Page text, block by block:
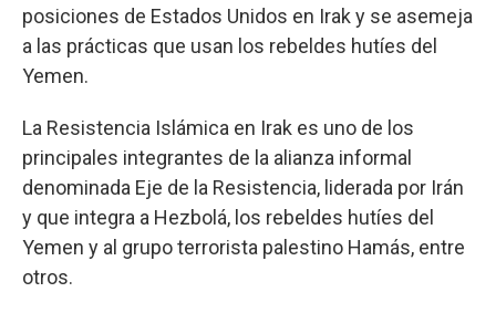
posiciones de Estados Unidos en Irak y se asemeja
a las prácticas que usan los rebeldes hutíes del
Yemen.
La Resistencia Islámica en Irak es uno de los
principales integrantes de la alianza informal
denominada Eje de la Resistencia, liderada por Irán
y que integra a Hezbolá, los rebeldes hutíes del
Yemen y al grupo terrorista palestino Hamás, entre
otros.